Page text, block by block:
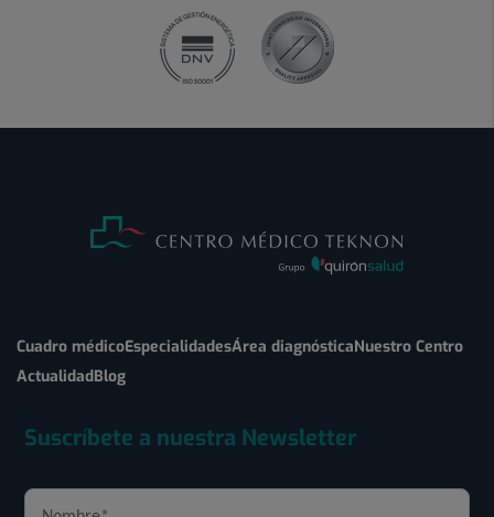
Cuadro médicoEspecialidadesÁrea diagnósticaNuestro Centro
ActualidadBlog
Suscríbete a nuestra Newsletter